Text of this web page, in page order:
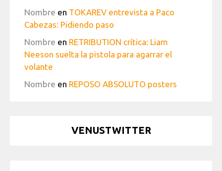
Nombre en TOKAREV entrevista a Paco
Cabezas: Pidiendo paso
Nombre en RETRIBUTION crítica: Liam
Neeson suelta la pistola para agarrar el
volante
Nombre en REPOSO ABSOLUTO posters
VENUSTWITTER